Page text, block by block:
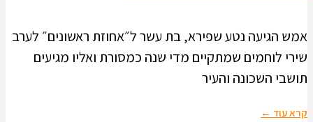
אמש הגיעה נטע שפירא, בת עשר ל״אחוזת ראשונים״ לערב
שירי לוחמים שמתקיים מדי שנה כמסורת ואליו מגיעים
תושבי השכונה והעיר
קרא עוד ←